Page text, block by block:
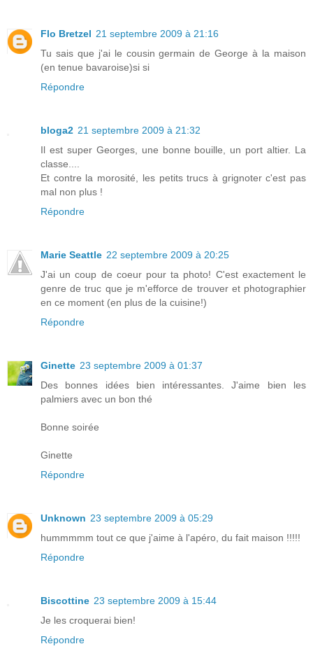
Flo Bretzel 21 septembre 2009 à 21:16
Tu sais que j'ai le cousin germain de George à la maison
(en tenue bavaroise)si si
Répondre
bloga2 21 septembre 2009 à 21:32
Il est super Georges, une bonne bouille, un port altier. La
classe....
Et contre la morosité, les petits trucs à grignoter c'est pas
mal non plus !
Répondre
Marie Seattle 22 septembre 2009 à 20:25
J'ai un coup de coeur pour ta photo! C'est exactement le
genre de truc que je m'efforce de trouver et photographier
en ce moment (en plus de la cuisine!)
Répondre
Ginette 23 septembre 2009 à 01:37
Des bonnes idées bien intéressantes. J'aime bien les
palmiers avec un bon thé
Bonne soirée
Ginette
Répondre
Unknown 23 septembre 2009 à 05:29
hummmmm tout ce que j'aime à l'apéro, du fait maison !!!!!
Répondre
Biscottine 23 septembre 2009 à 15:44
Je les croquerai bien!
Répondre